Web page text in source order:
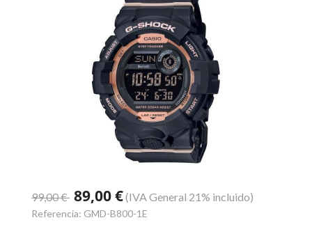
99,00 € 89,00 €(IVA General 21% incluido)
Referencia: GMD-B800-1E